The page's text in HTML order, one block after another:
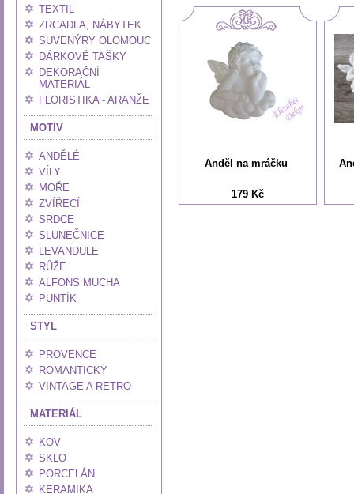
TEXTIL
ZRCADLA, NÁBYTEK
SUVENÝRY OLOMOUC
DÁRKOVÉ TAŠKY
DEKORAČNÍ
MATERIÁL
FLORISTIKA - ARANŽE
MOTIV
ANDĚLÉ
VÍLY
MOŘE
ZVÍŘECÍ
SRDCE
SLUNEČNICE
LEVANDULE
RŮŽE
ALFONS MUCHA
PUNTÍK
STYL
PROVENCE
ROMANTICKÝ
VINTAGE A RETRO
MATERIÁL
KOV
SKLO
PORCELÁN
KERAMIKA
Anděl na mráčku
179 Kč